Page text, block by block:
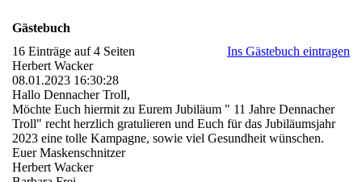
Gästebuch
16 Einträge auf 4 Seiten
Ins Gästebuch eintragen
Herbert Wacker
08.01.2023 16:30:28
Hallo Dennacher Troll,
Möchte Euch hiermit zu Eurem Jubiläum " 11 Jahre Dennacher
Troll" recht herzlich gratulieren und Euch für das Jubiläumsjahr
2023 eine tolle Kampagne, sowie viel Gesundheit wünschen.
Euer Maskenschnitzer
Herbert Wacker